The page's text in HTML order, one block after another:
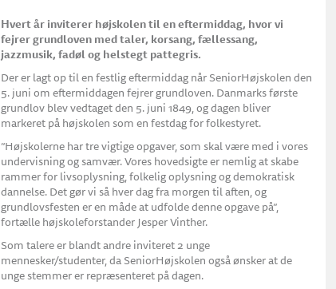
Hvert år inviterer højskolen til en eftermiddag, hvor vi
fejrer grundlovenmed taler, korsang, fællessang,
jazzmusik, fadøl og helstegt pattegris.
Der er lagt op til en festlig eftermiddag når SeniorHøjskolen den
5. juni om eftermiddagen fejrer grundloven. Danmarks første
grundlov blev vedtaget den 5. juni 1849, og dagen bliver
markeret på højskolen som en festdag for folkestyret.
”Højskolerne har tre vigtige opgaver, som skal være med i vores
undervisning og samvær. Vores hovedsigte er nemlig at skabe
rammer for livsoplysning, folkelig oplysning og demokratisk
dannelse. Det gør vi så hver dag fra morgen til aften, og
grundlovsfesten er en måde at udfolde denne opgave på”,
fortælle højskoleforstander Jesper Vinther.
Som talere er blandt andre inviteret 2 unge
mennesker/studenter, da SeniorHøjskolen også ønsker at de
unge stemmer er repræsenteret på dagen.